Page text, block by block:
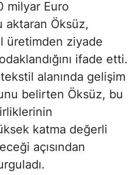
milyar Euro
aktaran Öksüz,
üretimden ziyade
ifade etti.
alanında gelişim
belirten Öksüz, bu
katma değerli
açısından